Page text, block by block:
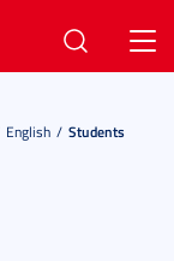
English Students